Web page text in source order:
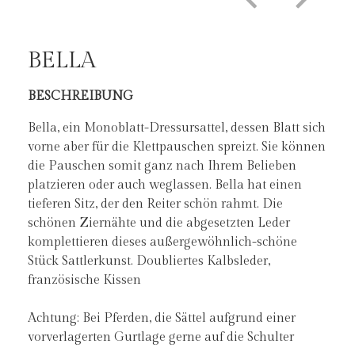
BELLA
BESCHREIBUNG
Bella, ein Monoblatt-Dressursattel, dessen Blatt sich
vorne aber für die Klettpauschen spreizt. Sie können
die Pauschen somit ganz nach Ihrem Belieben
platzieren oder auch weglassen. Bella hat einen
tieferen Sitz, der den Reiter schön rahmt. Die
schönen Ziernähte und die abgesetzten Leder
komplettieren dieses außergewöhnlich-schöne
Stück Sattlerkunst. Doubliertes Kalbsleder,
französische Kissen
Achtung: Bei Pferden, die Sättel aufgrund einer
vorverlagerten Gurtlage gerne auf die Schulter
DER BELLA IST ERHÄLTLICH IN: